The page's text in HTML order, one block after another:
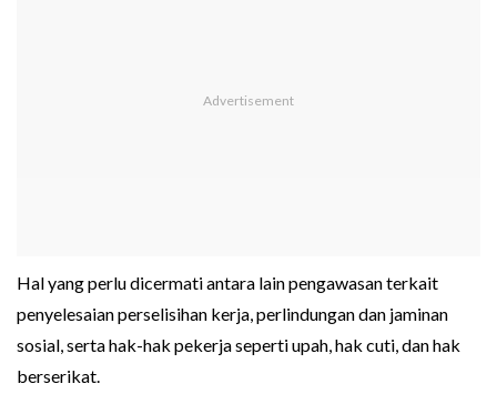
Hal yang perlu dicermati antara lain pengawasan terkait
penyelesaian perselisihan kerja, perlindungan dan jaminan
sosial, serta hak-hak pekerja seperti upah, hak cuti, dan hak
berserikat.